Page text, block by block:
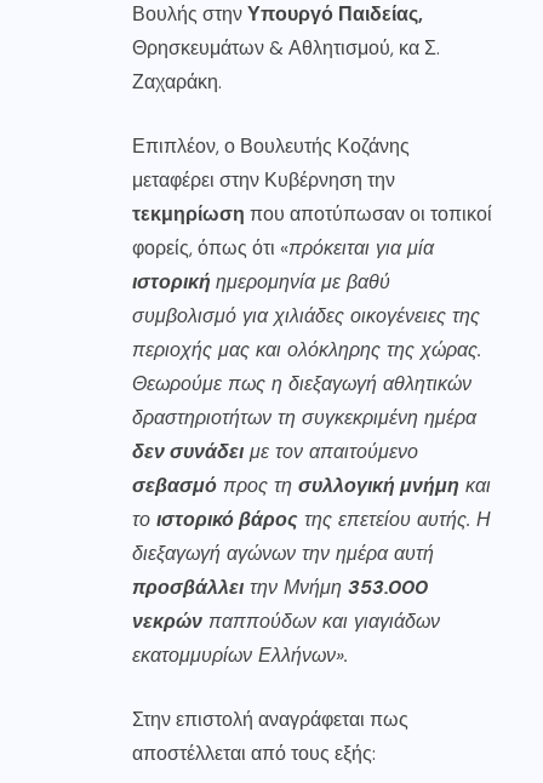
Βουλής στηνΥπουργό Παιδείας,
Θρησκευμάτων & Αθλητισμού, κα Σ.
Ζαχαράκη.
Επιπλέον, ο Βουλευτής Κοζάνης
μεταφέρει στην Κυβέρνηση την
τεκμηρίωση που αποτύπωσαν οι τοπικοί
φορείς, όπως ότι «πρόκειται για μία
ιστορική ημερομηνία με βαθύ
συμβολισμό για χιλιάδες οικογένειες της
περιοχής μας και ολόκληρης της χώρας.
Θεωρούμε πως η διεξαγωγή αθλητικών
δραστηριοτήτων τη συγκεκριμένη ημέρα
δεν συνάδει με τον απαιτούμενο
σεβασμό προς τη συλλογική μνήμη και
το ιστορικό βάρος της επετείου αυτής. Η
διεξαγωγή αγώνων την ημέρα αυτή
προσβάλλει την Μνήμη 353.000
νεκρών παππούδων και γιαγιάδων
εκατομμυρίων Ελλήνων».
Στην επιστολή αναγράφεται πως
αποστέλλεται από τους εξής: